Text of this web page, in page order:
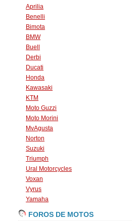
Aprilia
Benelli
Bimota
BMW
Buell
Derbi
Ducati
Honda
Kawasaki
KTM
Moto Guzzi
Moto Morini
MvAgusta
Norton
Suzuki
Triumph
Ural Motorcycles
Voxan
Vyrus
Yamaha
FOROS DE MOTOS